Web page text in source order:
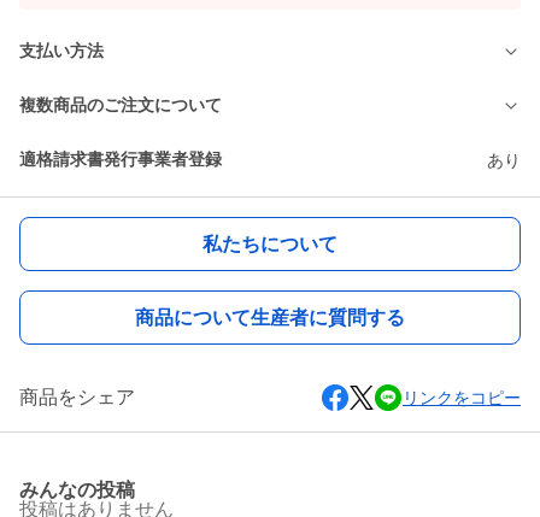
支払い方法
複数商品のご注文について
適格請求書発行事業者登録 あり
私たちについて
商品について生産者に質問する
商品をシェア リンクをコピー
みんなの投稿
投稿はありません